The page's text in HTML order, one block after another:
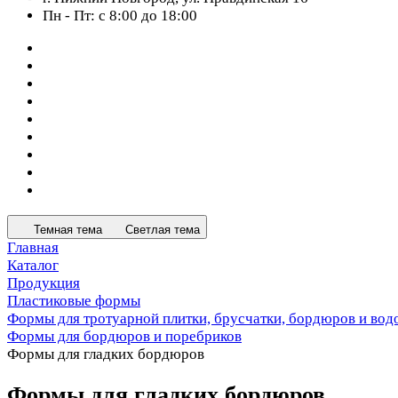
Пн - Пт: с 8:00 до 18:00
Темная тема Светлая тема
Главная
Каталог
Продукция
Пластиковые формы
Формы для тротуарной плитки, брусчатки, бордюров и
Формы для бордюров и поребриков
Формы для гладких бордюров